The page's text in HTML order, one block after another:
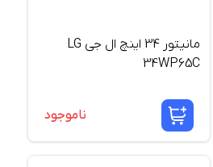
مانیتور 34 اینچ ال جی LG
34WP65C
ناموجود